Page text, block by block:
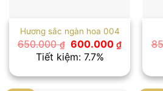
Hương sắc ngàn hoa 004
650.000₫ Giá
gốc
là:
600.000₫Giá
là:
600.000
Tiết kiệm: 7.7%